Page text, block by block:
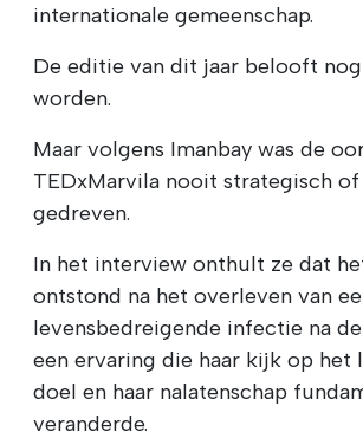
internationale gemeenschap.
De editie van dit jaar belooft
worden.
Maar volgens Imanbay was de
TEDxMarvila nooit strategisch
gedreven.
In het interview onthult ze dat
ontstond na het overleven van
levensbedreigende infectie na
een ervaring die haar kijk op het
doel en haar nalatenschap
veranderde.